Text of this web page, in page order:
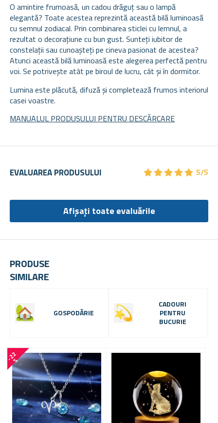
O amintire frumoasă, un cadou drăguț sau o lampă
elegantă? Toate acestea reprezintă această bilă luminoasă
cu semnul zodiacal. Prin combinarea sticlei cu lemnul, a
rezultat o decorațiune cu bun gust. Sunteți iubitor de
constelații sau cunoașteți pe cineva pasionat de acestea?
Atunci această bilă luminoasă este alegerea perfectă pentru
voi. Se potrivește atât pe biroul de lucru, cât și în dormitor.
Lumina este plăcută, difuză și completează frumos interiorul
casei voastre.
MANUALUL PRODUSULUI PENTRU DESCĂRCARE
PRODUSE
SIMILARE
GOSPODĂRIE
CADOURI
PENTRU
BUCURIE
-
2
2
%
EVALUAREA PRODUSULUI ★★★★★
★★★★★ 5/5
Afișați toate evaluările